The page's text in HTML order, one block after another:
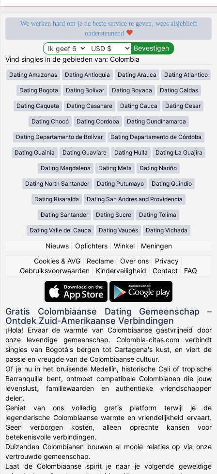
We werken hard om je de beste service te geven, wees alsjeblieft
ondersteunend
Vind singles in de gebieden van: Colombia
Dating Amazonas Dating Antioquia Dating Arauca Dating Atlantico
Dating Bogota Dating Bolívar Dating Boyaca Dating Caldas
Dating Caqueta Dating Casanare Dating Cauca Dating Cesar
Dating Chocó Dating Cordoba Dating Cundinamarca
Dating Departamento de Bolívar Dating Departamento de Córdoba
Dating Guainia Dating Guaviare Dating Huila Dating La Guajira
Dating Magdalena Dating Meta Dating Nariño
Dating North Santander Dating Putumayo Dating Quindio
Dating Risaralda Dating San Andres and Providencia
Dating Santander Dating Sucre Dating Tolima
Dating Valle del Cauca Dating Vaupés Dating Vichada
Nieuws| Oplichters| Winkel| Meningen
Cookies & AVG
Reclame Over ons Privacy
Gebruiksvoorwaarden
Kinderveiligheid Contact FAQ
Gratis Colombiaanse Dating Gemeenschap –
Ontdek Zuid-Amerikaanse Verbindingen
¡Hola! Ervaar de warmte van Colombiaanse gastvrijheid door
onze levendige gemeenschap. Colombia-citas.com verbindt
singles van Bogotá's bergen tot Cartagena's kust, en viert de
passie en vreugde van de Colombiaanse cultuur.
Of je nu in het bruisende Medellín, historische Cali of tropische
Barranquilla bent, ontmoet compatibele Colombianen die jouw
levenslust, familiewaarden en authentieke vriendschappen
delen.
Geniet van ons volledig gratis platform terwijl je de
legendarische Colombiaanse warmte en vriendelijkheid ervaart.
Geen verborgen kosten, alleen oprechte kansen voor
betekenisvolle verbindingen.
Duizenden Colombianen bouwen al mooie relaties op via onze
vertrouwde gemeenschap.
Laat de Colombiaanse spirit je naar je volgende geweldige